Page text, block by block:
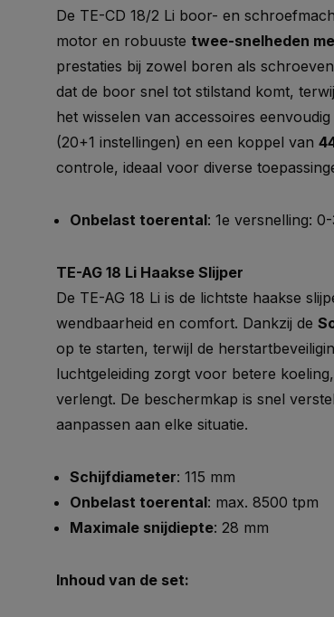
De TE-CD 18/2 Li boor- en
motor en robuuste twee-snelheden
prestaties bij zowel boren als
dat de boor snel tot stilstand komt,
het wisselen van accessoires
(20+1 instellingen) en een koppel van
controle, ideaal voor diverse
Onbelast toerental: 1e versnelling:
TE-AG 18 Li Haakse Slijper
De TE-AG 18 Li is de lichtste haakse
wendbaarheid en comfort. Dankzij de
op te starten, terwijl de
luchtgeleiding zorgt voor betere
verlengt. De beschermkap is snel
aanpassen aan elke situatie.
Schijfdiameter: 115 mm
Onbelast toerental: max. 8500 tpm
Maximale snijdiepte: 28 mm
Inhoud van de set: